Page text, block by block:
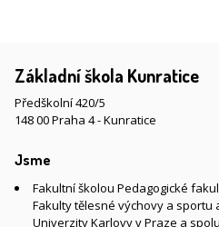
Základní škola Kunratice
Předškolní 420/5
148 00 Praha 4 - Kunratice
Jsme
Fakultní školou Pedagogické
Fakulty tělesné výchovy a
Univerzity Karlovy v Praze a